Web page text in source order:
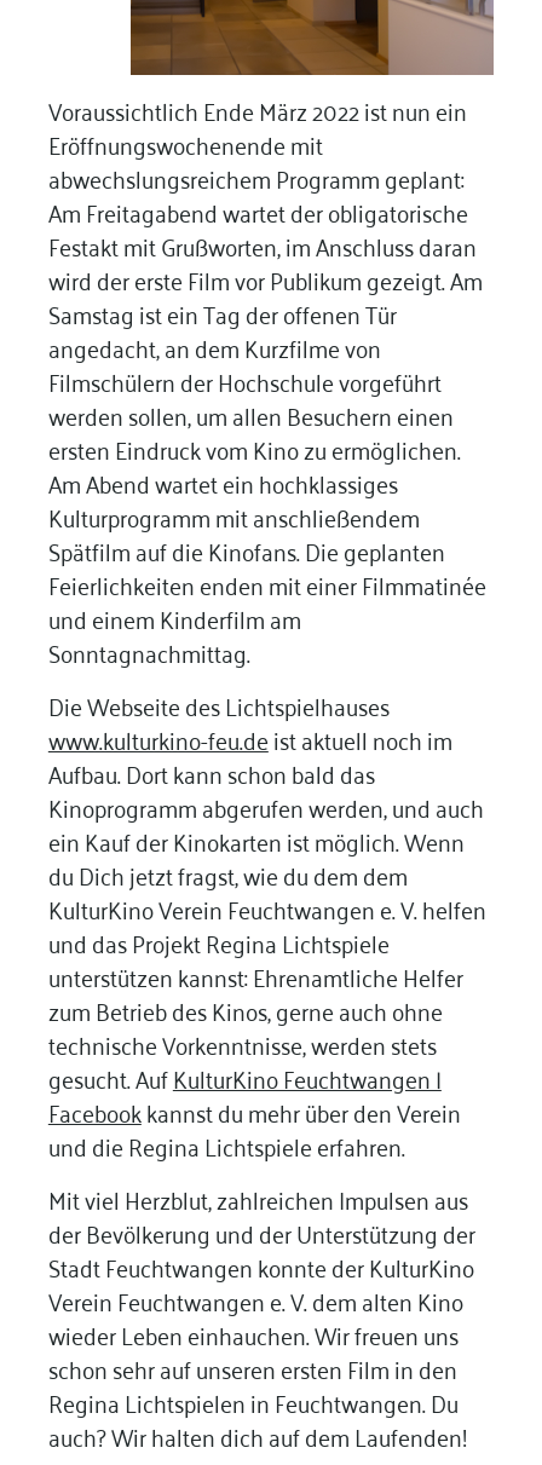
Voraussichtlich Ende März 2022 ist nun ein
Eröffnungswochenende mit
abwechslungsreichem Programm geplant:
Am Freitagabend wartet der obligatorische
Festakt mit Grußworten, im Anschluss daran
wird der erste Film vor Publikum gezeigt. Am
Samstag ist ein Tag der offenen Tür
angedacht, an dem Kurzfilme von
Filmschülern der Hochschule vorgeführt
werden sollen, um allen Besuchern einen
ersten Eindruck vom Kino zu ermöglichen.
Am Abend wartet ein hochklassiges
Kulturprogramm mit anschließendem
Spätfilm auf die Kinofans. Die geplanten
Feierlichkeiten enden mit einer Filmmatinée
und einem Kinderfilm am
Sonntagnachmittag.
Die Webseite des Lichtspielhauses
www.kulturkino-feu.deist aktuell noch im
Aufbau. Dort kann schon bald das
Kinoprogramm abgerufen werden, und auch
ein Kauf der Kinokarten ist möglich. Wenn
du Dich jetzt fragst, wie du dem dem
KulturKino Verein Feuchtwangen e. V. helfen
und das Projekt Regina Lichtspiele
unterstützen kannst: Ehrenamtliche Helfer
zum Betrieb des Kinos, gerne auch ohne
technische Vorkenntnisse, werden stets
gesucht. AufKulturKino Feuchtwangen |
Facebookkannst du mehr über den Verein
und die Regina Lichtspiele erfahren.
Mit viel Herzblut, zahlreichen Impulsen aus
der Bevölkerung und der Unterstützung der
Stadt Feuchtwangen konnte der KulturKino
Verein Feuchtwangen e. V. dem alten Kino
wieder Leben einhauchen. Wir freuen uns
schon sehr auf unseren ersten Film in den
Regina Lichtspielen in Feuchtwangen. Du
auch? Wir halten dich auf dem Laufenden!